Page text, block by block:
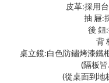
皮革:採用
抽 屜:
後 鈕
背
桌立鏡:白色防鏽烤漆鐵
(隔板
(從桌面到地